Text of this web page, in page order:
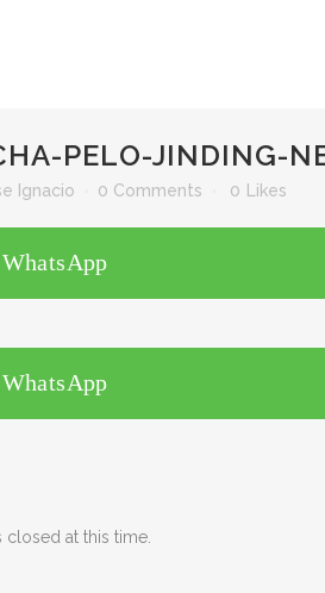
PELO-JINDING-
Ignacio 0 Comments 0 Likes
at this time.